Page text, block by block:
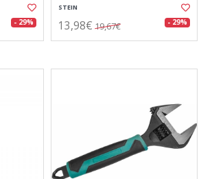
- 29%
STEIN
13,98€ 19,67€ - 29%